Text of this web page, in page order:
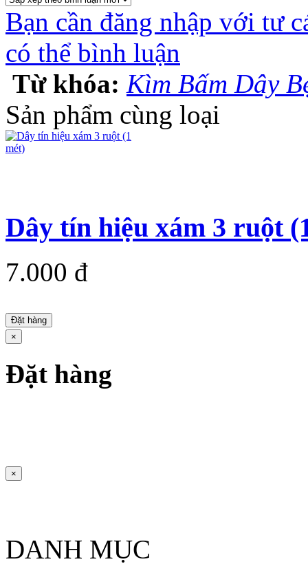
Bạn cần đăng nhập với tư
có thể bình luận
Từ khóa: Kìm Bấm Dây
Sản phẩm cùng loại
Dây tín hiệu xám 3 ruột
7.000 đ
Đặt hàng
×
Đặt hàng
×
DANH MỤC